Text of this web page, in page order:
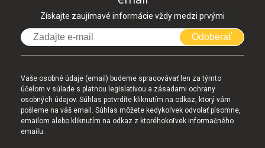
Získajte zaujímavé informácie vždy medzi prvými
Odoberať
Vaše osobné údaje (email) budeme spracovávať len za týmto
účelom v súlade s platnou legislatívou a zásadami ochrany
osobných údajov. Súhlas potvrdíte kliknutím na odkaz, ktorý vám
pošleme na váš email. Súhlas môžete kedykoľvek odvolať písomne,
emailom alebo kliknutím na odkaz z ktoréhokoľvek informačného
emailu.